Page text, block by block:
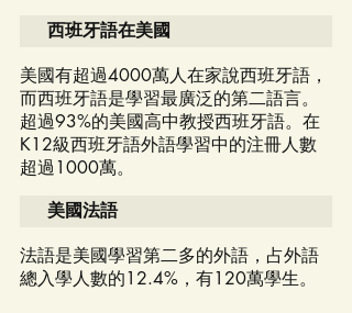
西班牙語在美國
美國有超過4000萬人在家說西班牙語，
而西班牙語是學習最廣泛的第二語言。
超過93%的美國高中教授西班牙語。在
K12級西班牙語外語學習中的注冊人數
超過1000萬。
美國法語
法語是美國學習第二多的外語，占外語
總入學人數的12.4%，有120萬學生。